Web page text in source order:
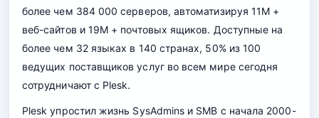
более чем 384 000 серверов, автоматизируя 11M +
веб-сайтов и 19M + почтовых ящиков. Доступные на
более чем 32 языках в 140 странах, 50% из 100
ведущих поставщиков услуг во всем мире сегодня
сотрудничают с Plesk.
Plesk упростил жизнь SysAdmins и SMB с начала 2000-